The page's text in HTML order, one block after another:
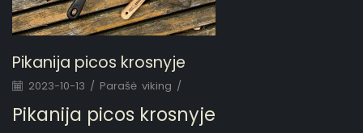
Pikanija picos krosnyje
2023-10-13 / Parašė viking /
Pikanija picos krosnyje